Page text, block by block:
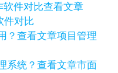
查看文章
件对比
查看文章项目管理
查看文章市面